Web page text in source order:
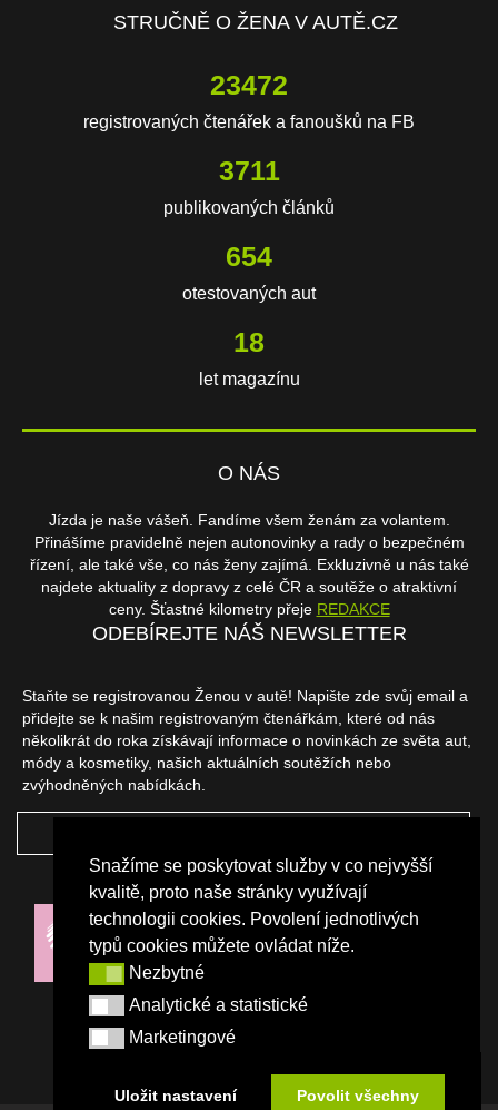
Snažíme se poskytovat služby v co nejvyšší
kvalitě, proto naše stránky využívají
technologii cookies. Povolení jednotlivých
typů cookies můžete ovládat níže.
NezbytnéNezbytné
Analytické a statistické
Analytické a statistické
Marketingové
Marketingové
Uložit nastavení Povolit všechny
STRUČNĚ O ŽENA V AUTĚ.CZ
23472
registrovaných čtenářek a fanoušků na FB
3711
publikovaných článků
654
otestovaných aut
18
let magazínu
O NÁS
Jízda je naše vášeň. Fandíme všem ženám za volantem.
Přinášíme pravidelně nejen autonovinky a rady o bezpečném
řízení, ale také vše, co nás ženy zajímá. Exkluzivně u nás také
najdete aktuality z dopravy z celé ČR a soutěže o atraktivní
ceny. Šťastné kilometry přeje REDAKCE
ODEBÍREJTE NÁŠ NEWSLETTER
Staňte se registrovanou Ženou v autě! Napište zde svůj email a
přidejte se k našim registrovaným čtenářkám, které od nás
několikrát do roka získávají informace o novinkách ze světa aut,
módy a kosmetiky, našich aktuálních soutěžích nebo
zvýhodněných nabídkách.
NAŠI PARTNEŘI